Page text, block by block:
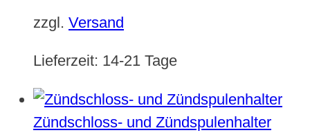
zzgl. Versand
Lieferzeit: 14-21 Tage
Zündschloss- und Zündspulenhalter